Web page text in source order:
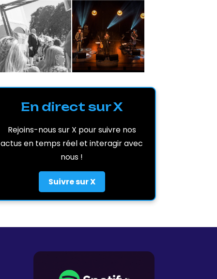
En direct sur X
Rejoins-nous sur X pour suivre nos
actus en temps réel et interagir avec
nous !
Suivre sur X